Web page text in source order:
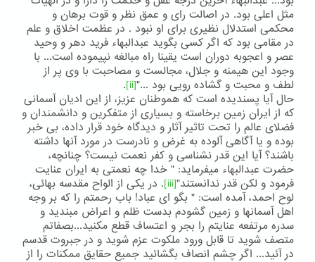
مثل اعلی بود. در اصالت رای و عمق نظر و قوت برهان و
محکمی استدلال نظیری برای او نبود . در عظمت اخلاق و علم
در مقامی بود که اگر کسی بگوید عبدالبهاء فرید دهر و وحید
عصر و اعجوبه دوران است یقینا راه مبالغه نپیموده است... با
وجود این هیمنه و جلال، مجالست و مصاحبت با وی پر از
لطف و محبت و گشاده رویی بود ..."[ii]
.
حال آیا پسندیده است که هموطنان عزیز، از این ادیان آسمانی
که از ایران زمین برخاسته و بسیاری از متفکرین و دانشمندان و
فضلای عالم را تحت تاثیر آثار و دیدگاه خود قرار داده، بی خبر
بوده و یا آگاهی آلوده به غرض و نادرست در مورد آنها داشته
باشند؟ آیا این قدر نشناسی و کفر نعمت نیست؟ چنانچه،
حضرت عبدالبهاء میفرماید: " خدا چه نعمتی به ایران عنایت
فرمود و لکن قدر ندانستند"[iii]
. در یکی از الواح مقدسه بهائی،
لوح احمد، آمده است: " بگو ای عباد! باب رحمتم را که بر وجه
اهل آسمانها و زمین گشودم بدست ظلم و اعراض مبندید و
سدره مرتفعه عنایتم را بجر و اعتساف قطع مکنید...بصفاتم
متصف شوید تا قابل ورود ملکوت عزم شوید و در جبروت قدسم
در آئید... اگر چشم انصاف بگشائید جمیع حقایق ممکنات را از